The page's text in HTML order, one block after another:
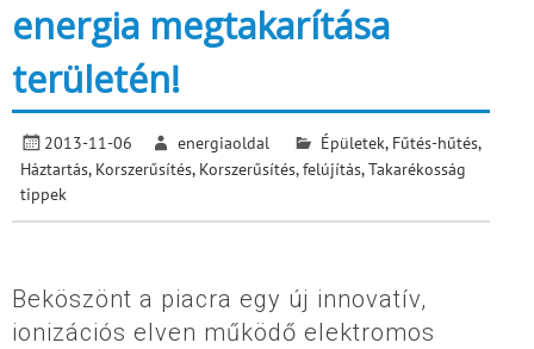
energia megtakarítása
területén!
2013-11-06 energiaoldal Épületek, Fűtés-hűtés,
Háztartás, Korszerűsítés, Korszerűsítés, felújítás,Takarékosság
tippek
Beköszönt a piacra egy új innovatív,
ionizációs elven működő elektromos